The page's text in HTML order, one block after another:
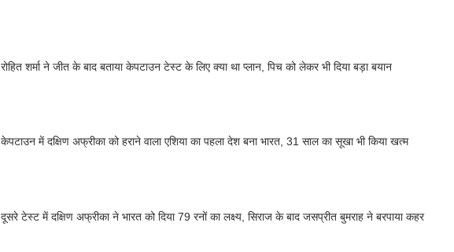
रोहित शर्मा ने जीत के बाद बताया केपटाउन टेस्ट के लिए क्या था प्लान, पिच को लेकर भी दिया बड़ा बयान
केपटाउन में दक्षिण अफ्रीका को हराने वाला एशिया का पहला देश बना भारत, 31 साल का सूखा भी किया खत्म
दूसरे टेस्ट में दक्षिण अफ्रीका ने भारत को दिया 79 रनों का लक्ष्य, सिराज के बाद जसप्रीत बुमराह ने बरपाया कहर